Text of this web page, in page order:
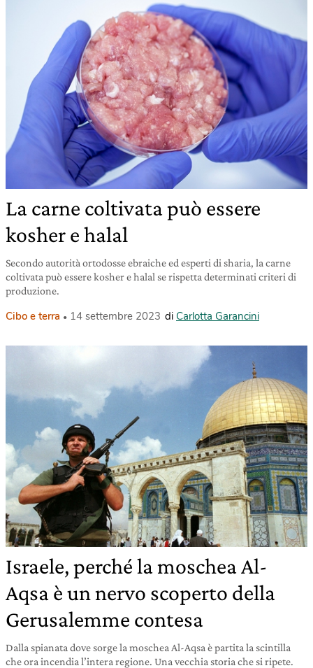
La carne coltivata può essere
kosher e halal
Secondo autorità ortodosse ebraiche ed esperti di sharia, la carne
coltivata può essere kosher e halal se rispetta determinati criteri di
produzione.
Cibo e terra 14 settembre 2023 di Carlotta Garancini
Israele, perché la moschea Al-
Aqsa è un nervo scoperto della
Gerusalemme contesa
Dalla spianata dove sorge la moschea Al-Aqsa è partita la scintilla
che ora incendia l’intera regione. Una vecchia storia che si ripete.